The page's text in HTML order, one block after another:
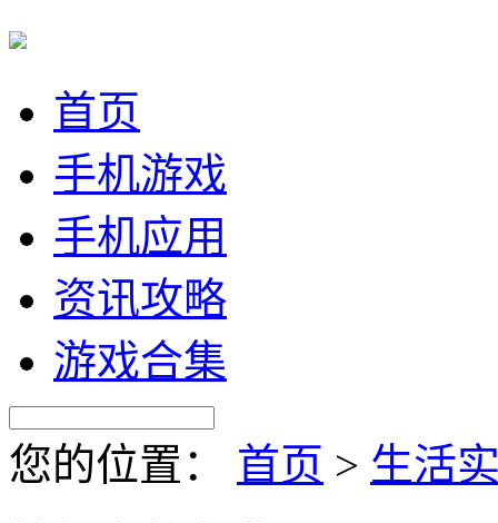
首页
手机游戏
手机应用
资讯攻略
游戏合集
您的位置： 首页 > 生活